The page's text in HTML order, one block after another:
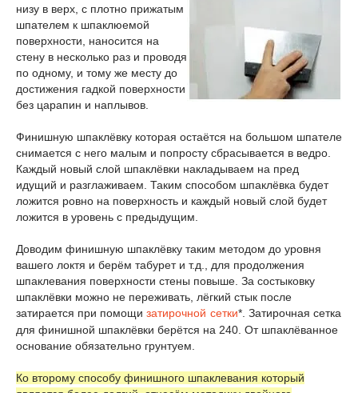
низу в верх, с плотно прижатым
шпателем к шпаклюемой
поверхности, наносится на
стену в несколько раз и проводя
по одному, и тому же месту до
достижения гадкой поверхности
без царапин и наплывов.
Финишную шпаклёвку которая остаётся на большом шпателе
снимается с него малым и попросту сбрасывается в ведро.
Каждый новый слой шпаклёвки накладываем на пред
идущий и разглаживаем. Таким способом шпаклёвка будет
ложится ровно на поверхность и каждый новый слой будет
ложится в уровень с предыдущим.
Доводим финишную шпаклёвку таким методом до уровня
вашего локтя и берём табурет и т.д., для продолжения
шпаклевания поверхности стены повыше. За состыковку
шпаклёвки можно не переживать, лёгкий стык после
затирается при помощи затирочной сетки*. Затирочная сетка
для финишной шпаклёвки берётся на 240. От шпаклёванное
основание обязательно грунтуем.
Ко второму способу финишного шпаклевания который